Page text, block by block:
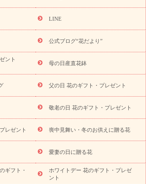
月の誕生花(リンドウ)
集 当日配達特急便 お祝い商品一覧
祝い 退院祝い・快気祝い
ペットのお祝いフラワー
お供え・お悔やみの花
四十九日法要以
ワー
ペットのお供えフラワー
お盆（新
お祝い返し お見舞い
お取り寄せギフト
用 観葉植物 ミディ胡蝶蘭
プリザーブ
から探す アレンジメント 花束
スタ
え・お悔やみ 胡蝶蘭 胡蝶蘭・花鉢
ミディ胡蝶蘭・お供え
世界初の青色胡蝶蘭
産直多肉植物
プリザーブドフラワー
LINE
公式ブログ“花だより”
ント
母の日産直花鉢
父の日 花のギフト・プレゼント
敬老の日 花のギフト・プレゼント
レゼント 喪中見舞い・冬のお供えに贈る花
愛妻の日に贈る花
ギフト・
ホワイトデー 花のギフト・プレゼ
ント